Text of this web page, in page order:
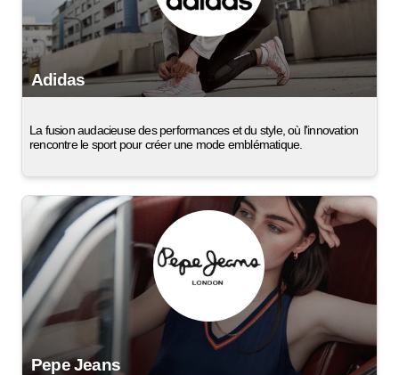
Adidas
La fusion audacieuse des performances et du style, où l'innovation
rencontre le sport pour créer une mode emblématique.
Pepe Jeans